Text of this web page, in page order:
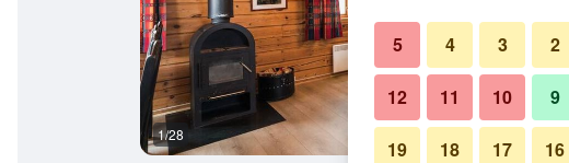
1/28
2
3
4
5
9
10
11
12
16
17
18
19